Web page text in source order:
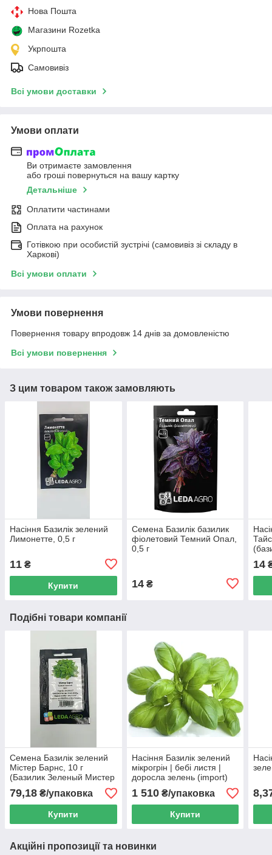
Нова Пошта
Магазини Rozetka
Укрпошта
Самовивіз
Всі умови доставки
Умови оплати
Ви отримаєте замовлення
або гроші повернуться на вашу картку
Детальніше
Оплатити частинами
Оплата на рахунок
Готівкою при особистій зустрічі (самовивіз зі складу в
Харкові)
Всі умови оплати
Умови повернення
Повернення товару впродовж 14 днів за домовленістю
Всі умови повернення
З цим товаром також замовляють
Насіння Базилік зелений
Лимонетте, 0,5 г
11 ₴
Купити
Семена Базилік базилик
фіолетовий Темний Опал,
0,5 г
14₴
14
Подібні товари компанії
Семена Базилік зелений
Містер Барнс, 10 г
(Базилик Зеленый Мистер
Барнс Семена)
79,18 ₴/упаковка
Купити
Насіння Базилік зелений
мікрогрін | бебі листя |
доросла зелень (import)
1 510₴/упаковка
Купити
Акційні пропозиції та новинки